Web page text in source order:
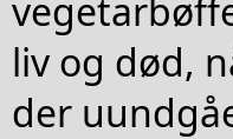
liv og død,
der